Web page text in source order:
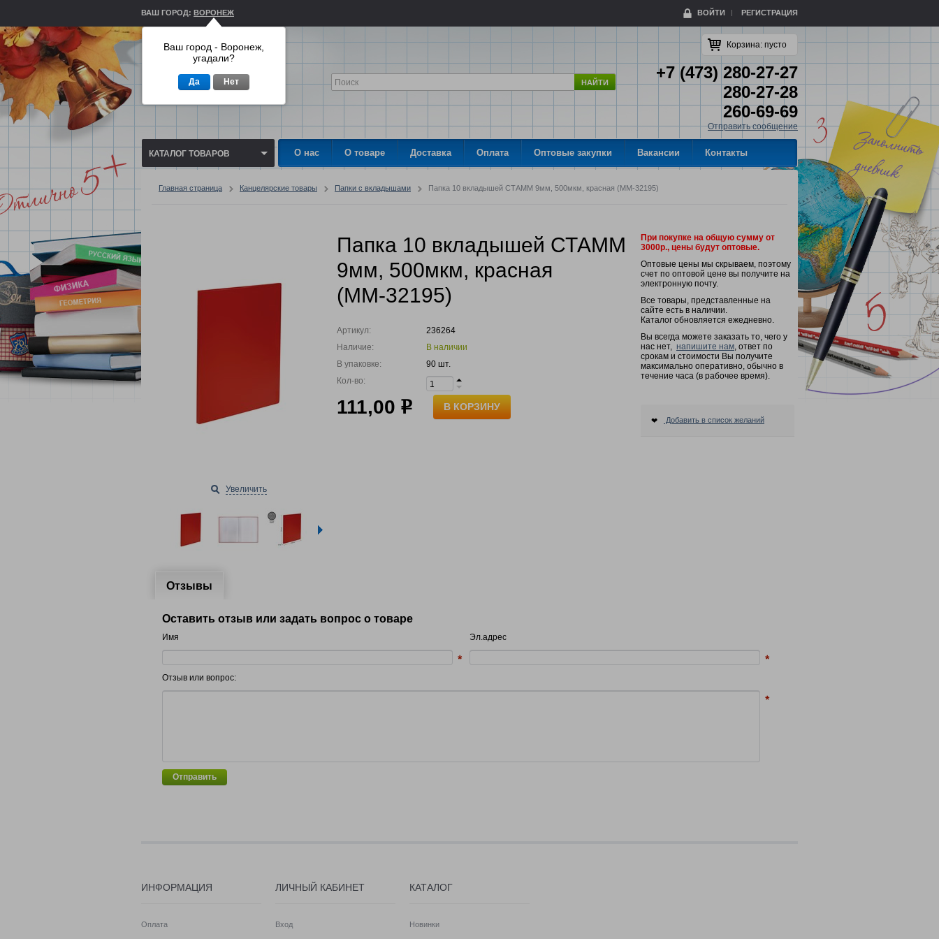
ВАШ ГОРОД: ВОРОНЕЖ ВОЙТИ РЕГИСТРАЦИЯ
НАЙТИ
Корзина: пусто
+7 (473) 280-27-27
280-27-28
260-69-69
Отправить сообщение
КАТАЛОГ ТОВАРОВ О нас О товаре Доставка Оплата Оптовые закупки Вакансии Контакты
Главная страница Канцелярские товары Папки с вкладышами Папка 10 вкладышей СТАММ 9мм, 500мкм, красная (ММ-32195)
Увеличить
Папка 10 вкладышей СТАММ
9мм, 500мкм, красная
(ММ-32195)
Артикул:
236264
Наличие:
В наличии
В упаковке:
90 шт.
Кол-во:
111,00 р В КОРЗИНУ
При покупке на общую сумму от
3000р., цены будут оптовые.
Оптовые цены мы скрываем, поэтому
счет по оптовой цене вы получите на
электронную почту.
Все товары, представленные на
сайте есть в наличии.
Каталог обновляется ежедневно.
Вы всегда можете заказать то, чего у
нас нет, напишите нам, ответ по
срокам и стоимости Вы получите
максимально оперативно, обычно в
течение часа (в рабочее время).
Добавить в список желаний
Отзывы
Оставить отзыв или задать вопрос о товаре
Имя Эл.адрес
Отзыв или вопрос:
Отправить
ИНФОРМАЦИЯ
Оплата
ЛИЧНЫЙ КАБИНЕТ
Вход
КАТАЛОГ
Новинки
Ваш город - Воронеж,
угадали?
Да Нет